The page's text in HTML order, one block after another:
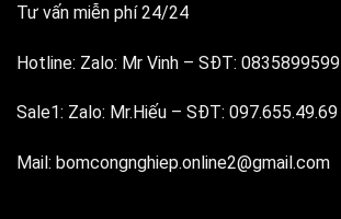
Tư vấn miễn phí 24/24
Hotline: Zalo: Mr Vinh – SĐT: 0835899599
Sale1: Zalo: Mr.Hiếu – SĐT: 097.655.49.69
Mail: bomcongnghiep.online2@gmail.com